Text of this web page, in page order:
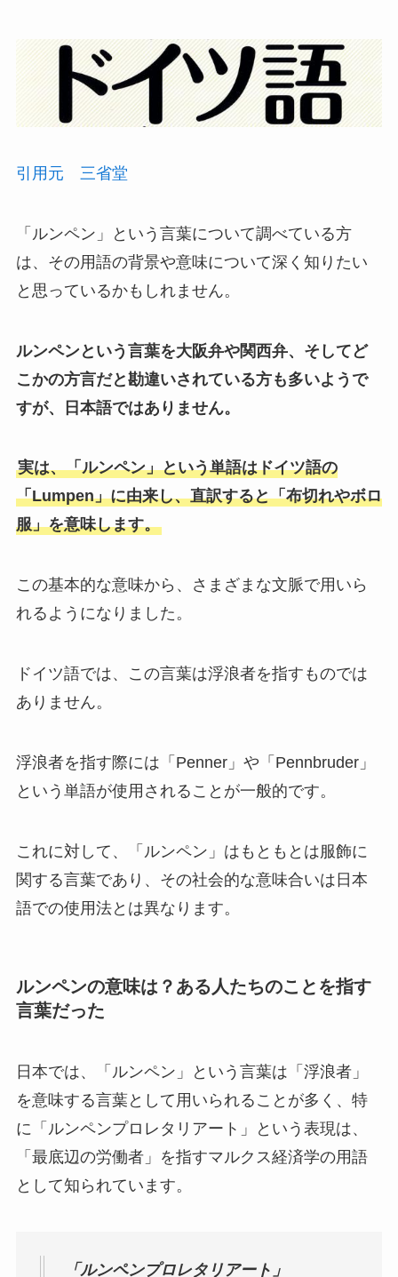
引用元 三省堂
「ルンペン」という言葉について調べている方
は、その用語の背景や意味について深く知りたい
と思っているかもしれません。
ルンペンという言葉を大阪弁や関西弁、そしてど
こかの方言だと勘違いされている方も多いようで
すが、日本語ではありません。
実は、「ルンペン」という単語はドイツ語の
「Lumpen」に由来し、直訳すると「布切れやボロ
服」を意味します。
この基本的な意味から、さまざまな文脈で用いら
れるようになりました。
ドイツ語では、この言葉は浮浪者を指すものでは
ありません。
浮浪者を指す際には「Penner」や「Pennbruder」
という単語が使用されることが一般的です。
これに対して、「ルンペン」はもともとは服飾に
関する言葉であり、その社会的な意味合いは日本
語での使用法とは異なります。
ルンペンの意味は？ある人たちのことを指す
言葉だった
日本では、「ルンペン」という言葉は「浮浪者」
を意味する言葉として用いられることが多く、特
に「ルンペンプロレタリアート」という表現は、
「最底辺の労働者」を指すマルクス経済学の用語
として知られています。
「ルンペンプロレタリアート」